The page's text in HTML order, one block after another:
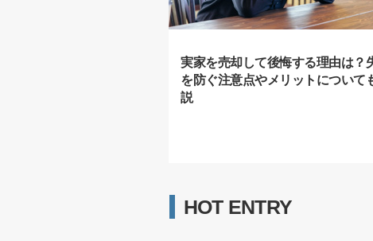
実家を売却して後悔する理由は？
を防ぐ注意点やメリットについて
説
HOT ENTRY